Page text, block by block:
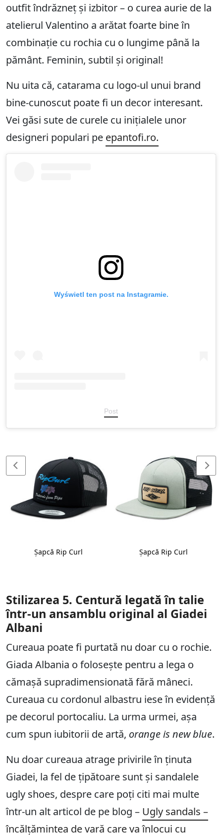
outfit îndrăzneț și izbitor – o curea aurie de la
atelierul Valentino a arătat foarte bine în
combinație cu rochia cu o lungime până la
pământ. Feminin, subtil și original!
Nu uita că, catarama cu logo-ul unui brand
bine-cunoscut poate fi un decor interesant.
Vei găsi sute de curele cu inițialele unor
designeri populari pe epantofi.ro.
Wyświetl ten post na Instagramie.
Post
Șapcă Rip Curl Șapcă Rip Curl
Stilizarea 5. Centură legată în talie
într-un ansamblu original al Giadei
Albani
Cureaua poate fi purtată nu doar cu o rochie.
Giada Albania o folosește pentru a lega o
cămașă supradimensionată fără mâneci.
Cureaua cu cordonul albastru iese în evidență
pe decorul portocaliu. La urma urmei, așa
cum spun iubitorii de artă, orange is new blue.
Nu doar cureaua atrage privirile în ținuta
Giadei, la fel de țipătoare sunt și sandalele
ugly shoes, despre care poți citi mai multe
într-un alt articol de pe blog – Ugly sandals –
încălțămintea de vară care va înlocui cu